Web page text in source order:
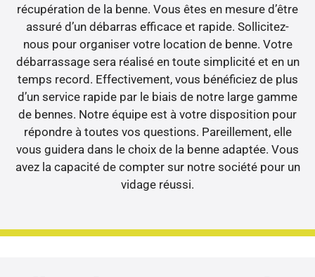
récupération de la benne. Vous êtes en mesure d’être
assuré d’un débarras efficace et rapide. Sollicitez-
nous pour organiser votre location de benne. Votre
débarrassage sera réalisé en toute simplicité et en un
temps record. Effectivement, vous bénéficiez de plus
d’un service rapide par le biais de notre large gamme
de bennes. Notre équipe est à votre disposition pour
répondre à toutes vos questions. Pareillement, elle
vous guidera dans le choix de la benne adaptée. Vous
avez la capacité de compter sur notre société pour un
vidage réussi.